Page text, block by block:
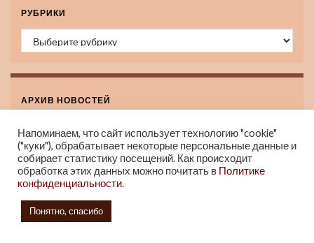
РУБРИКИ
Рубрики
АРХИВ НОВОСТЕЙ
Напоминаем, что сайт использует технологию "cookie"
("куки"), обрабатывает некоторые персональные данные и
собирает статистику посещений. Как происходит
обработка этих данных можно почитать в Политике
конфиденциальности.
Понятно, спасибо